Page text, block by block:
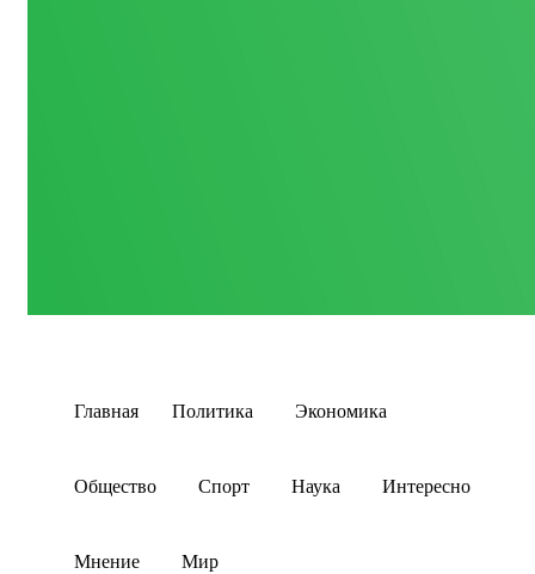
Главная Политика Экономика
Общество Спорт Наука Интересно
Мнение Мир